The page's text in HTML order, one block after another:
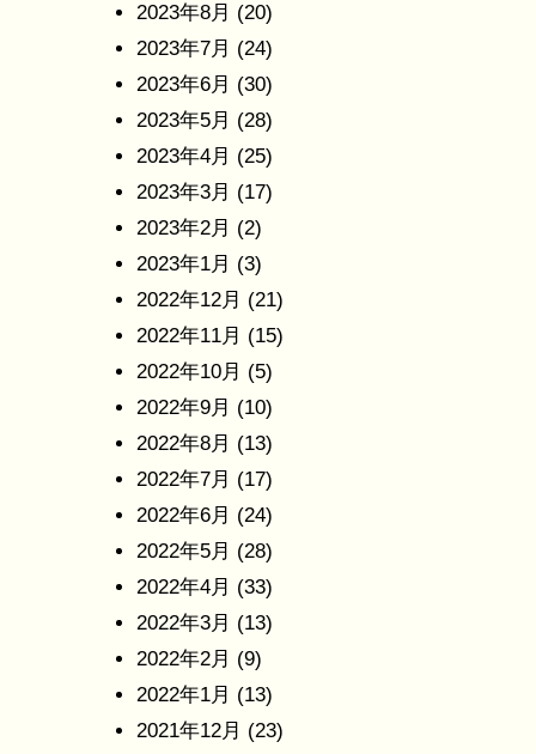
2023年8月 (20)
2023年7月 (24)
2023年6月 (30)
2023年5月 (28)
2023年4月 (25)
2023年3月 (17)
2023年2月 (2)
2023年1月 (3)
2022年12月 (21)
2022年11月 (15)
2022年10月 (5)
2022年9月 (10)
2022年8月 (13)
2022年7月 (17)
2022年6月 (24)
2022年5月 (28)
2022年4月 (33)
2022年3月 (13)
2022年2月 (9)
2022年1月 (13)
2021年12月 (23)